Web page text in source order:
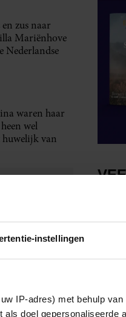
instellingen
IP-adres) met behulp van
doel gepersonaliseerde
zus naar
Mariënhove
Nederlandse
waren haar
wel
huwelijk van